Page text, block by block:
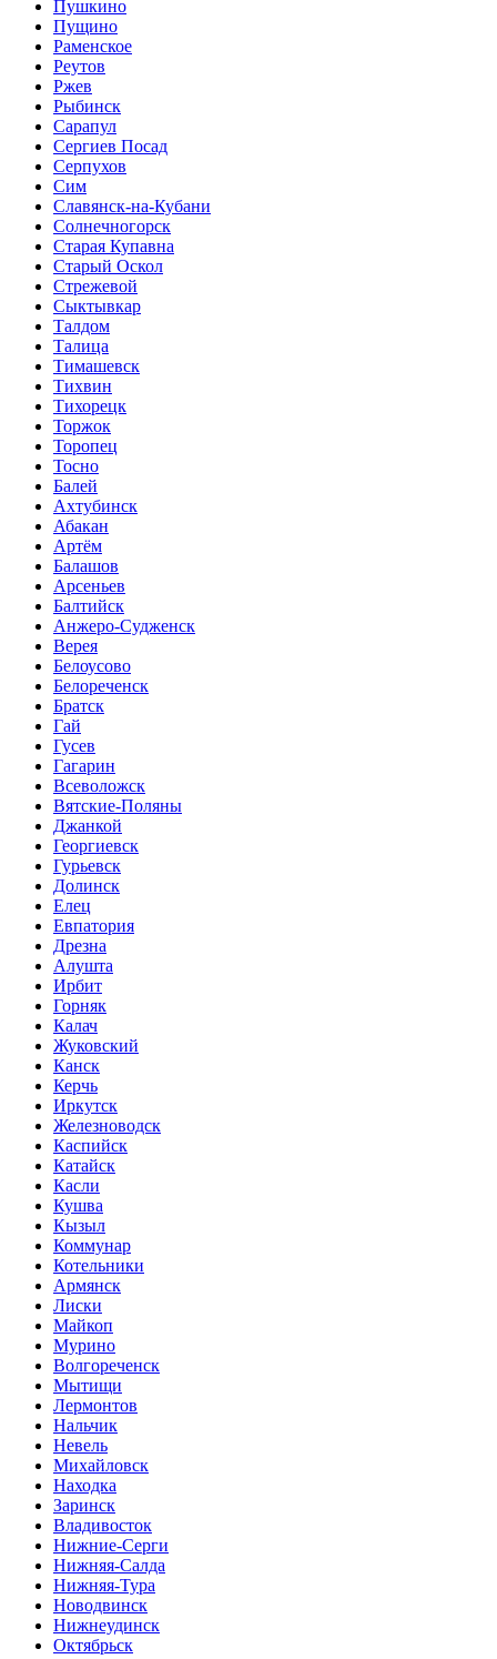
Пушкино
Пущино
Раменское
Реутов
Ржев
Рыбинск
Сарапул
Сергиев Посад
Серпухов
Сим
Славянск-на-Кубани
Солнечногорск
Старая Купавна
Старый Оскол
Стрежевой
Сыктывкар
Талдом
Талица
Тимашевск
Тихвин
Тихорецк
Торжок
Торопец
Тосно
Балей
Ахтубинск
Абакан
Артём
Балашов
Арсеньев
Балтийск
Анжеро-Судженск
Верея
Белоусово
Белореченск
Братск
Гай
Гусев
Гагарин
Всеволожск
Вятские-Поляны
Джанкой
Георгиевск
Гурьевск
Долинск
Елец
Евпатория
Дрезна
Алушта
Ирбит
Горняк
Калач
Жуковский
Канск
Керчь
Иркутск
Железноводск
Каспийск
Катайск
Касли
Кушва
Кызыл
Коммунар
Котельники
Армянск
Лиски
Майкоп
Мурино
Волгореченск
Мытищи
Лермонтов
Нальчик
Невель
Михайловск
Находка
Заринск
Владивосток
Нижние-Серги
Нижняя-Салда
Нижняя-Тура
Новодвинск
Нижнеудинск
Октябрьск